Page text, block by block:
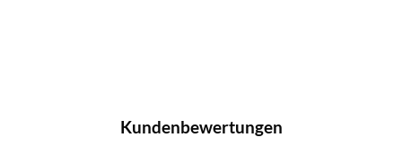
Kundenbewertungen